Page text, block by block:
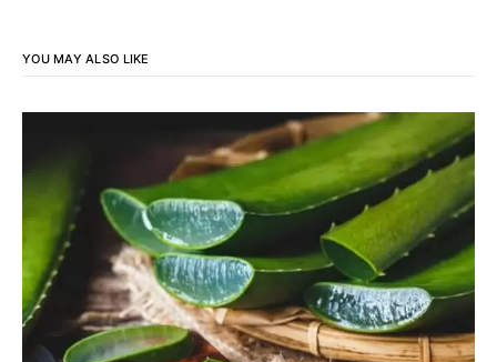
YOU MAY ALSO LIKE